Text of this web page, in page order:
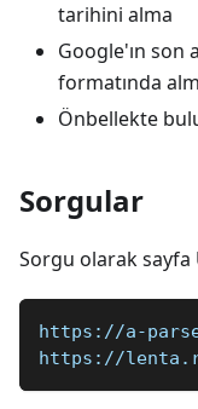
tarihini alma
Google'ın son
formatında
Önbellekte
Sorgular
Sorgu olarak sayfa
https://a-
https://